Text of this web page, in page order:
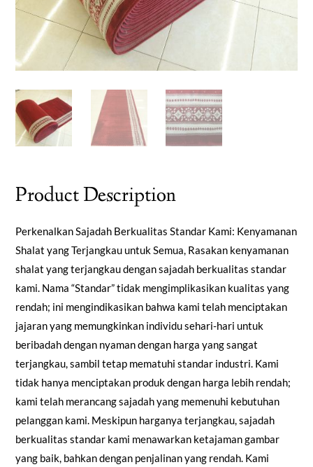
Product Description
Perkenalkan Sajadah Berkualitas Standar Kami: Kenyamanan
Shalat yang Terjangkau untuk Semua, Rasakan kenyamanan
shalat yang terjangkau dengan sajadah berkualitas standar
kami. Nama “Standar” tidak mengimplikasikan kualitas yang
rendah; ini mengindikasikan bahwa kami telah menciptakan
jajaran yang memungkinkan individu sehari-hari untuk
beribadah dengan nyaman dengan harga yang sangat
terjangkau, sambil tetap mematuhi standar industri. Kami
tidak hanya menciptakan produk dengan harga lebih rendah;
kami telah merancang sajadah yang memenuhi kebutuhan
pelanggan kami. Meskipun harganya terjangkau, sajadah
berkualitas standar kami menawarkan ketajaman gambar
yang baik, bahkan dengan penjalinan yang rendah. Kami